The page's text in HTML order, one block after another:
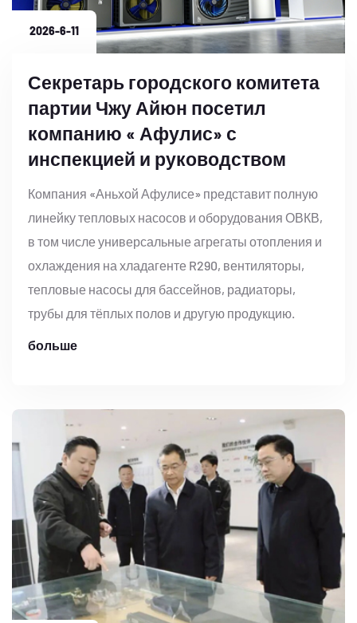
2026-6-11
Секретарь городского комитета
партии Чжу Айюн посетил
компанию « Афулис» с
инспекцией и руководством
Компания «Аньхой Афулисе» представит полную
линейку тепловых насосов и оборудования ОВКВ,
в том числе универсальные агрегаты отопления и
охлаждения на хладагенте R290, вентиляторы,
тепловые насосы для бассейнов, радиаторы,
трубы для тёплых полов и другую продукцию.
больше